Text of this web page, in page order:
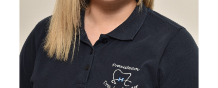
Auszubildende zur ZFA